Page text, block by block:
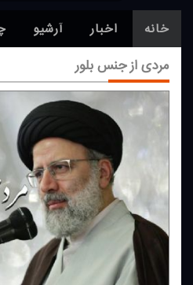
خانه اخبار آرشیو
مردی از جنس بلور